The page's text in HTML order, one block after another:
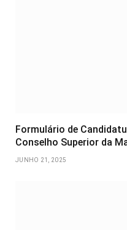
Formulário de
Conselho Superior da
JUNHO 21, 2025